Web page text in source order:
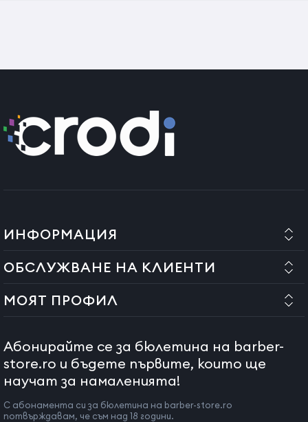
ИНФОРМАЦИЯ
ОБСЛУЖВАНЕ НА КЛИЕНТИ
МОЯТ ПРОФИЛ
Абонирайте се за бюлетина на barber-
store.ro и бъдете първите, които ще
научат за намаленията!
С абонамента си за бюлетина на barber-store.ro
потвърждавам, че съм над 18 години.